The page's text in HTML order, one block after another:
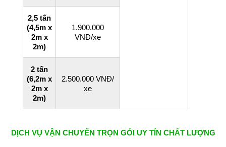
2,5 tấn
(4,5m x
2m x
2m)
1.900.000
VNĐ/xe
2 tấn
(6,2m x
2m x
2m)
2.500.000 VNĐ/
xe
DỊCH VỤ VẬN CHUYỂN TRỌN GÓI UY TÍN CHẤT LƯỢNG